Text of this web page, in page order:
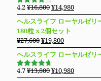
は
¥14,800
で
し
た。
格
は
¥13,280
5段階で
4.19の評
価
4.2¥16,800元
の
価
格
は
¥16,800
で
し
¥14,980現
在
の
は
で
ヘルスライフ ローヤルゼ
180粒 x 2個セット
¥27,600元
の
価
格
は
¥19,800現
在
価
格
ヘルスライフ ローヤルゼリ
5段階で
4.69の評
4.7¥13,800元
¥10,980現